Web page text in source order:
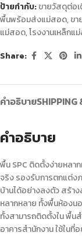
ป้ายกำกับ:ขายวัสดุต่อ
พื้นพร้อมส่งแม่สอด,ข
แม่สอด,โรงงานเหล็กแ
Share:
คำอธิบายSHIPPING
คำอธิบาย
พื้น SPC ติดตั้งง่ายหลา
จริง รองรับการตกแต่ง
บ้านได้อย่างลงตัว สร้า
หลากหลาย ทั้งพื้นห้องน
ทั้งสามารถติดตั้งใน พื้น
อาคารสำนักงาน ใช้ในที่